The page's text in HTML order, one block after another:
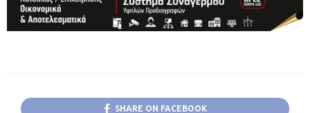
SHARE ON FACEBOOK